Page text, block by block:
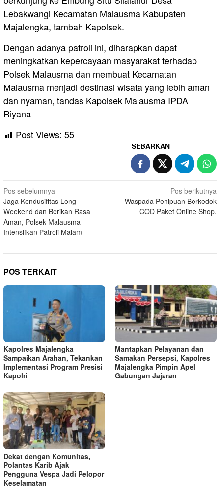
Lebakwangi Kecamatan Malausma Kabupaten
Majalengka, tambah Kapolsek.
Dengan adanya patroli ini, diharapkan dapat
meningkatkan kepercayaan masyarakat terhadap
Polsek Malausma dan membuat Kecamatan
Malausma menjadi destinasi wisata yang lebih aman
dan nyaman, tandas Kapolsek Malausma IPDA
Riyana
Post Views: 55
SEBARKAN
Navigasi
pos
Pos sebelumnya
Jaga Kondusifitas Long
Weekend dan Berikan Rasa
Aman, Polsek Malausma
Intensifkan Patroli Malam
Pos berikutnya
Waspada Penipuan Berkedok
COD Paket Online Shop.
POS TERKAIT
Kapolres Majalengka
Sampaikan Arahan, Tekankan
Implementasi Program Presisi
Kapolri
Mantapkan Pelayanan dan
Samakan Persepsi, Kapolres
Majalengka Pimpin Apel
Gabungan Jajaran
Dekat dengan Komunitas,
Polantas Karib Ajak
Pengguna Vespa Jadi Pelopor
Keselamatan